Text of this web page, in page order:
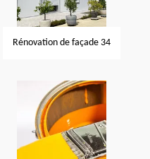
Rénovation de façade 34